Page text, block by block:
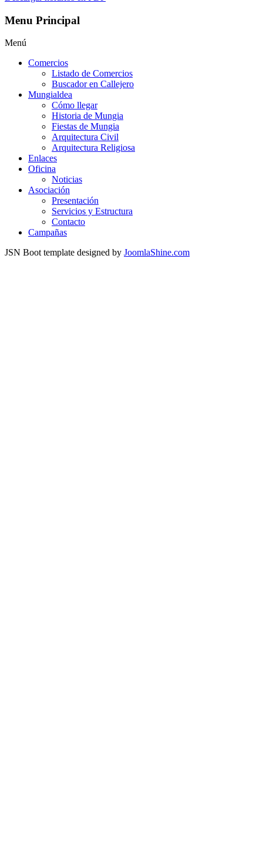
Menu Principal
Menú
Comercios
Listado de Comercios
Buscador en Callejero
Mungialdea
Cómo llegar
Historia de Mungia
Fiestas de Mungia
Arquitectura Civil
Arquitectura Religiosa
Enlaces
Oficina
Noticias
Asociación
Presentación
Servicios y Estructura
Contacto
Campañas
JSN Boot template designed by JoomlaShine.com